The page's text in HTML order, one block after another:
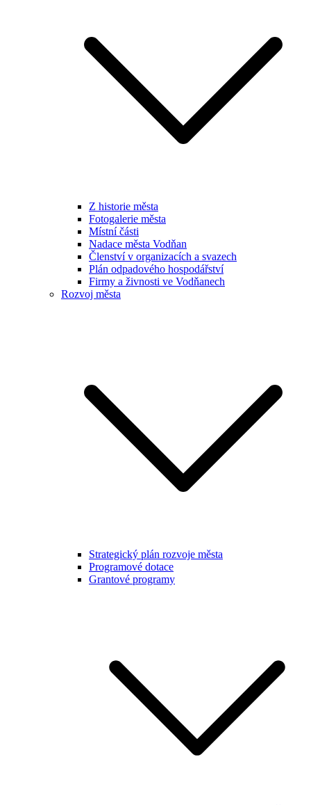
Z historie města
Fotogalerie města
Místní části
Nadace města Vodňan
Členství v organizacích a svazech
Plán odpadového hospodářství
Firmy a živnosti ve Vodňanech
Rozvoj města
Strategický plán rozvoje města
Programové dotace
Grantové programy